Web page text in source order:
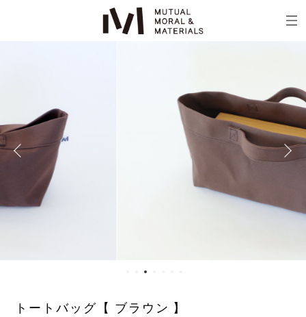
トートバッグ【 ブラウン 】